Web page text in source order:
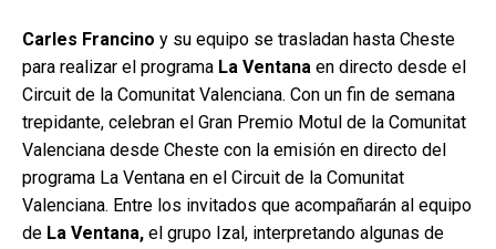
Carles Francino y su equipo se trasladan hasta Cheste
para realizar el programa La Ventana en directo desde el
Circuit de la Comunitat Valenciana. Con un fin de semana
trepidante, celebran el Gran Premio Motul de la Comunitat
Valenciana desde Cheste con la emisión en directo del
programa La Ventana en el Circuit de la Comunitat
Valenciana. Entre los invitados que acompañarán al equipo
de La Ventana, el grupo Izal, interpretando algunas de